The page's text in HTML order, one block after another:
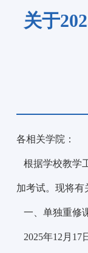
关于
各相关学院：
根据学校教学
加考试。现将有
一、单独重修
2025年12月17